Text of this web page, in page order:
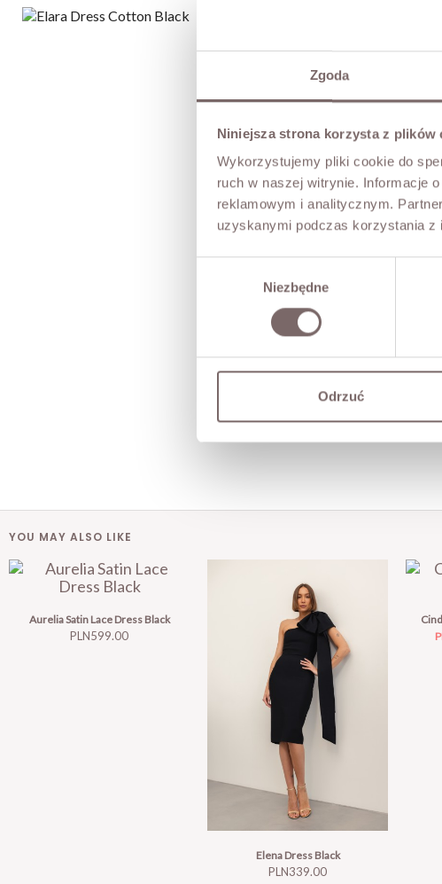
Zgoda
Niniejsza strona korzysta z plików
Wykorzystujemy pliki cookie do
ruch w naszej witrynie. Informacje
reklamowym i analitycznym.
uzyskanymi podczas korzystania z
Niezbędne
Odrzuć
YOU MAY ALSO LIKE
Aurelia Satin Lace Dress Black
Price
PLN599.00
Elena Dress Black
Price
PLN339.00